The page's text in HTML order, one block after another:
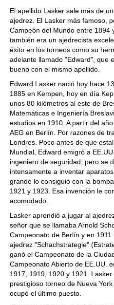
El apellido Lasker sale más de
ajedrez. El Lasker más famoso,
Campeón del Mundo entre 1894
también era un ajedrecista
éxito en los torneos como su
adelante llamado "Edward", que
bueno con el mismo apellido.
Edward Lasker nació hoy hace
1885 en Kempen, hoy en día
unos 80 kilómetros al este de
Matemáticas e Ingeniería
estudios en 1910. A partir del
AEG en Berlín. Por razones de
Londres. Poco antes de que
Mundial, Edward emigró a
ingeniero de seguridad, pero se
intensamente a inventar
grande lo consiguió con la
1921 y 1923. Esa invención le
acomodado.
Lasker aprendió a jugar al
señor que se llamaba Arnold
Campeonato de Berlín y en
ajedrez "Schachstrategie"
ganó el Campeonato de la
Campeonato Abierto de EE.UU.
1917, 1919, 1920 y 1921.
prestigioso torneo de Nueva
ocupó el último puesto.